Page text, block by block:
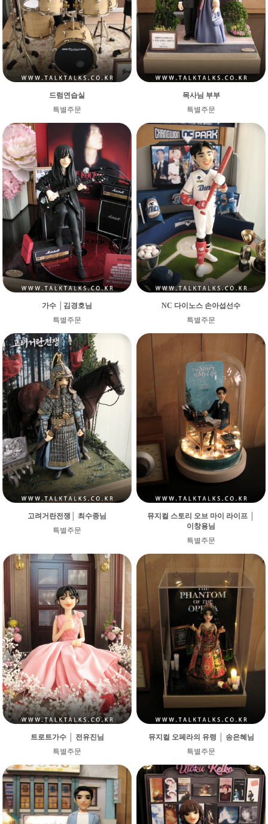
드럼연습실
특별주문
목사님 부부
특별주문
가수 │김경호님
특별주문
NC 다이노스 손아섭선수
특별주문
고려거란전쟁│ 최수종님
특별주문
뮤지컬 스토리 오브 마이 라이프 │
이창용님
특별주문
트로트가수 │ 전유진님
특별주문
뮤지컬 오페라의 유령 │ 송은혜님
특별주문